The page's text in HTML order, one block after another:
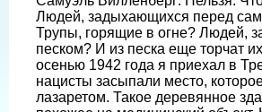
Людей, задыхающихся перед
Трупы, горящие в огне? Людей,
песком? И из песка еще торчат
осенью 1942 года я приехал в
нацисты засыпали место,
лазаретом. Такое деревянное